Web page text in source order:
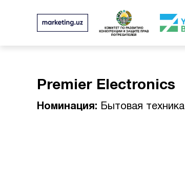
Premier Electronics
Номинация: Бытовая техника